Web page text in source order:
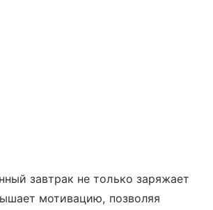
завтрак не только заряжает
мотивацию, позволяя